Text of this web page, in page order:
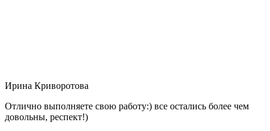
Ирина Криворотова
Отлично выполняете свою работу:) все остались более чем
довольны, респект!)